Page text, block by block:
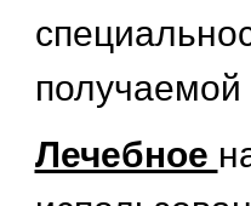
Лечебное